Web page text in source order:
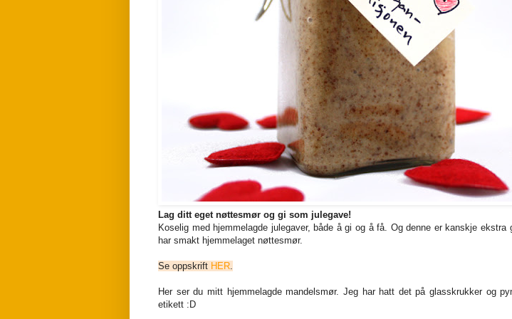
Lag ditt eget nøttesmør og gi som julegave!
Koselig med hjemmelagde julegaver, både å gi og å få. Og denne er kanskje
har smakt hjemmelaget nøttesmør.
Se oppskrift HER.
Her ser du mitt hjemmelagde mandelsmør. Jeg har hatt det på glasskrukker og
etikett :D